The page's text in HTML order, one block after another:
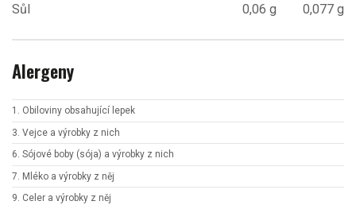
Sůl
0,06 g 0,077 g
Alergeny
1. Obiloviny obsahující lepek
3. Vejce a výrobky z nich
6. Sójové boby (sója) a výrobky z nich
7. Mléko a výrobky z něj
9. Celer a výrobky z něj